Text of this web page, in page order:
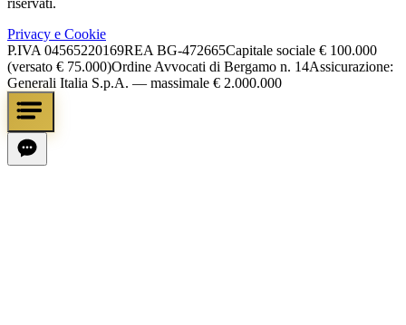
riservati.
Privacy e Cookie
P.IVA 04565220169REA BG-472665Capitale sociale € 100.000
(versato € 75.000)Ordine Avvocati di Bergamo n. 14Assicurazione:
Generali Italia S.p.A. — massimale € 2.000.000